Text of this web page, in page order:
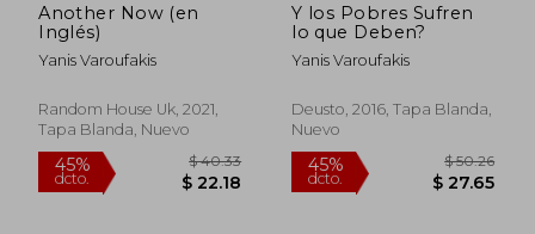
45%
dcto. $ 28.49
45%
dcto. $
Another Now (en
Inglés)
Yanis Varoufakis
Random House Uk, 2021,
Tapa Blanda, Nuevo
Y los Pobres Sufren
lo que Deben?
Yanis Varoufakis
Deusto, 2016, Tapa Blanda,
Nuevo